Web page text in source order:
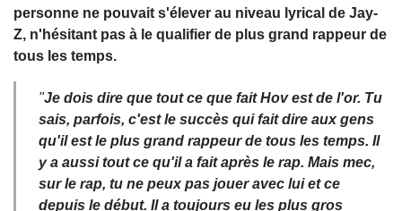
personne ne pouvait s'élever au niveau lyrical de Jay-
Z, n'hésitant pas à le qualifier de plus grand rappeur de
tous les temps.
"Je dois dire que tout ce que fait Hov est de l'or. Tu
sais, parfois, c'est le succès qui fait dire aux gens
qu'il est le plus grand rappeur de tous les temps. Il
y a aussi tout ce qu'il a fait après le rap. Mais mec,
sur le rap, tu ne peux pas jouer avec lui et ce
depuis le début. Il a toujours eu les plus gros